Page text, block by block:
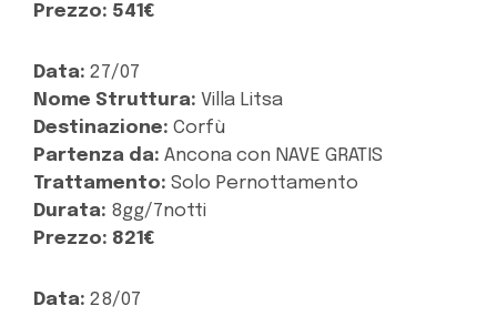
Prezzo: 541€
Data: 27/07
Nome Struttura: Villa Litsa
Destinazione: Corfù
Partenza da: Ancona con NAVE GRATIS
Trattamento: Solo Pernottamento
Durata: 8gg/7notti
Prezzo: 821€
Data: 28/07